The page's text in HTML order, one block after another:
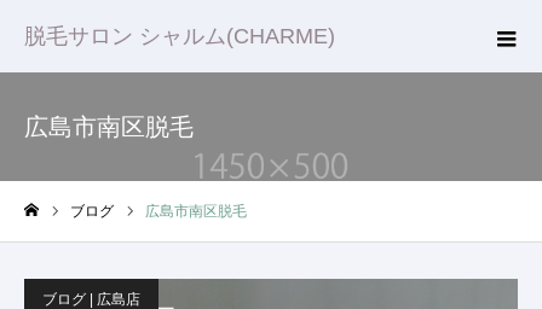
脱毛サロン シャルム(CHARME)
広島市南区脱毛
ブログ 広島市南区脱毛
ブログ | 広島店